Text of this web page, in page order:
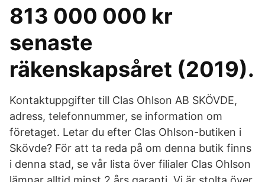
813 000 000 kr
senaste
räkenskapsåret (2019).
Kontaktuppgifter till Clas Ohlson AB SKÖVDE,
adress, telefonnummer, se information om
företaget. Letar du efter Clas Ohlson-butiken i
Skövde? För att ta reda på om denna butik finns
i denna stad, se vår lista över filialer Clas Ohlson